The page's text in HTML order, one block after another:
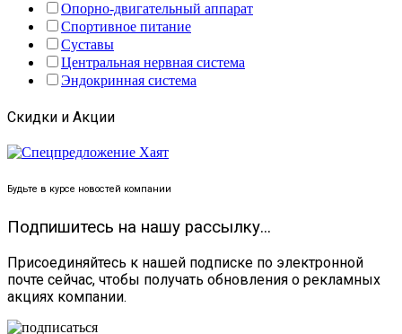
Опорно-двигательный аппарат
Спортивное питание
Суставы
Центральная нервная система
Эндокринная система
Скидки и Акции
Будьте в курсе новостей компании
Подпишитесь на нашу рассылку...
Присоединяйтесь к нашей подписке по электронной
почте сейчас, чтобы получать обновления о рекламных
акциях компании.